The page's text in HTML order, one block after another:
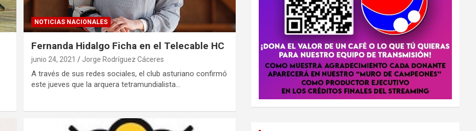
NOTICIAS NACIONALES
Fernanda Hidalgo Ficha en el Telecable HC
junio 24, 2021 Jorge Rodríguez Cáceres
A través de sus redes sociales, el club asturiano confirmó
este jueves que la arquera tetramundialista…